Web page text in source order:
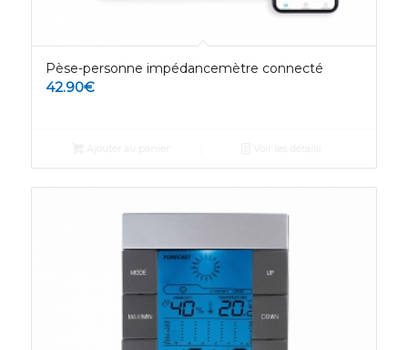
Pèse-personne impédancemètre connecté
42.90€